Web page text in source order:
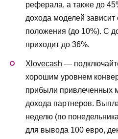
реферала, а также до
дохода моделей зависит
положения (до 10%). С
приходит до 36%.
Xlovecash —
хорошим уровнем
прибыли привлеченных
дохода партнеров.
неделю (по
для вывода 100 евро,